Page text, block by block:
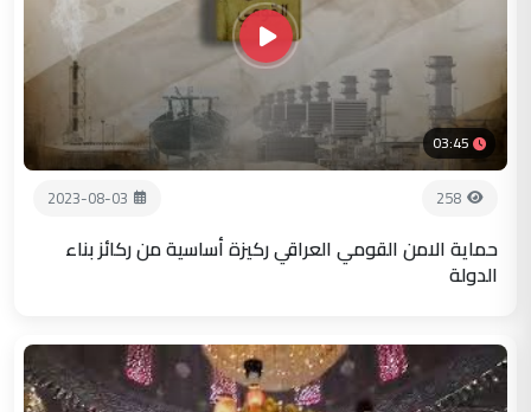
03:45
258
2023-08-03
حماية الامن القومي العراقي ركيزة أساسية من ركائز بناء
الدولة